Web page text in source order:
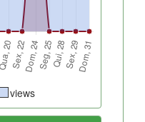
views